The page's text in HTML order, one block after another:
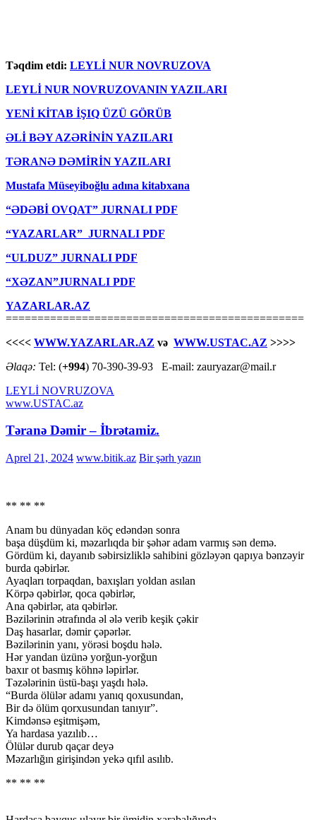
Təqdim etdi: LEYLİ NUR NOVRUZOVA
LEYLİ NUR NOVRUZOVANIN YAZILARI
YENİ KİTAB İŞIQ ÜZÜ GÖRÜB
ƏLİ BƏY AZƏRİNİN YAZILARI
TƏRANƏ DƏMİRİN YAZILARI
Mustafa Müseyiboğlu adına kitabxana
“ƏDƏBİ OVQAT” JURNALI PDF
“YAZARLAR” JURNALI PDF
“ULDUZ” JURNALI PDF
“XƏZAN”JURNALI PDF
YAZARLAR.AZ
===============================================
<<<< WWW.YAZARLAR.AZ və WWW.USTAC.AZ >>>>
Əlaqə: Tel: (+994) 70-390-39-93 E-mail: zauryazar@mail.r
LEYLİ NOVRUZOVA
www.USTAC.az
Təranə Dəmir – İbrətamiz.
Aprel 21, 2024 www.bitik.az Bir şərh yazın
** ** **
Anam bu dünyadan köç edəndən sonra
başa düşdüm ki, məzarlıqda bir şəhər adam varmış sən demə.
Gördüm ki, dayanıb səbirsizliklə sahibini gözləyən qapıya bənzəyir
burda qəbirlər.
Ayaqları torpaqdan, baxışları yoldan asılan
Körpə qəbirlər, qoca qəbirlər,
Ana qəbirlər, ata qəbirlər.
Bəzilərinin ətrafında əl ələ verib keşik çəkir
Daş hasarlar, dəmir çəpərlər.
Bəzilərinin yanı, yörəsi boşdu hələ.
Hər yandan üzünə yorğun-yorğun
baxır ot basmış köhnə ləpirlər.
Təzələrinin üstü-başı yaşdı hələ.
“Burda ölülər adamı yanıq qoxusundan,
Bir də ölüm qorxusundan tanıyır”.
Kimdənsə eşitmişəm,
Ya hardasa yazılıb…
Ölülər durub qaçar deyə
Məzarlığın girişindən yekə qıfıl asılıb.
** ** **